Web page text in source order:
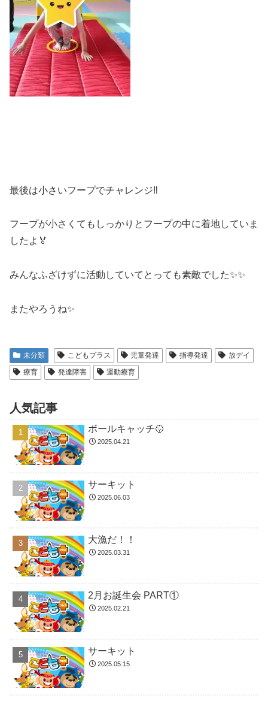
最後は小さいフープでチャレンジ‼️
フープが小さくてもしっかりとフープの中に着地していま
したよ🏅
みんなふざけずに活動していてとっても素敵でした✨✨
またやろうね✨
未分類 こどもプラス 児童発達 指導発達
放デイ
療育
発達障害 運動療育
人気記事
ボールキャッチ🥎
2025.04.21
サーキット
2025.06.03
大漁だ！！
2025.03.31
2月お誕生会 PART①
2025.02.21
サーキット
2025.05.15